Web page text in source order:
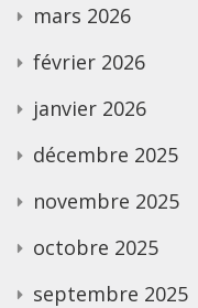
mars 2026
février 2026
janvier 2026
décembre 2025
novembre 2025
octobre 2025
septembre 2025